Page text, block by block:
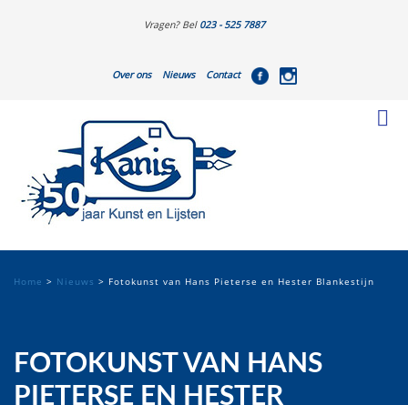
Vragen? Bel 023 - 525 7887
Over ons Nieuws Contact
Home > Nieuws > Fotokunst van Hans Pieterse en Hester Blankestijn
FOTOKUNST VAN HANS
PIETERSE EN HESTER